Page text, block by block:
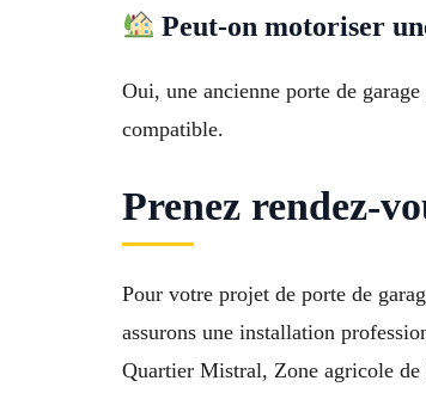
Peut-on motoriser
Oui, une ancienne porte de
compatible.
Prenez rendez-
Pour votre projet de porte de
assurons une installation
Quartier Mistral, Zone agricole